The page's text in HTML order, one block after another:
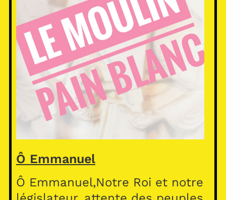
Ô Emmanuel
Ô Emmanuel,Notre Roi et notre